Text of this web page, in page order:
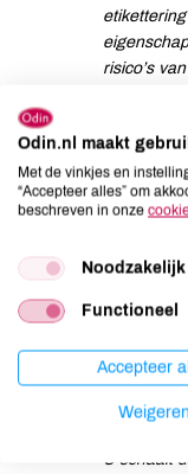
risico’s
In uw
voor
brengen
groot
ervaren
alle gen-
Uit uw
van
U schaalt
Odin.nl maakt
Met de vinkjes en
“Accepteer alles” om
beschreven in onze
Noodzakelijk
Functioneel
Accepteer
Weigeren